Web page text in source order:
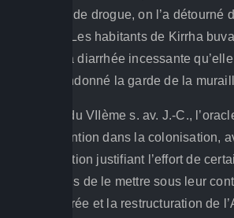
reçu assez de drogue, on l’a détourné
son canal. Les habitants de Kirrha
cause de la diarrhée incessante
ils ont abandonné la garde de la
Vers la fin du VIIème s. av. J.-C.,
son intervention dans la colonisation,
telle réputation justifiant l’effort de
associations de le mettre sous leur
Guerre sacrée et la restructuration de